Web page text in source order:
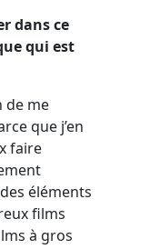
dans ce
qui est
de me
que j’en
faire
éléments
films
à gros